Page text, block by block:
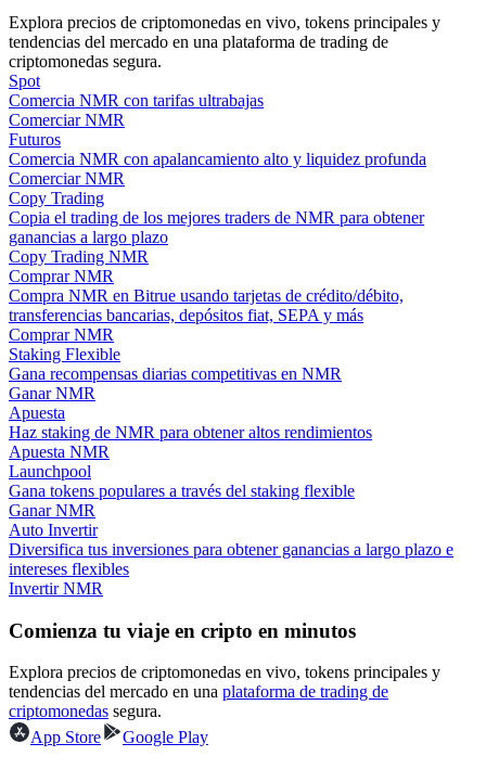
Estrategias comerciales
Aprenda cómo mantenerse rentable
Earn
Gana recompensas competitivas diariamente
Explora precios de criptomonedas en vivo, tokens principales y
tendencias del mercado en una plataforma de trading de
criptomonedas segura.
Spot
Comercia NMR con tarifas ultrabajas
Comerciar NMR
Futuros
Comercia NMR con apalancamiento alto y liquidez profunda
Comerciar NMR
Copy Trading
Copia el trading de los mejores traders de NMR para obtener
ganancias a largo plazo
Copy Trading NMR
Comprar NMR
Compra NMR en Bitrue usando tarjetas de crédito/débito,
transferencias bancarias, depósitos fiat, SEPA y más
Comprar NMR
Staking Flexible
Gana recompensas diarias competitivas en NMR
Ganar NMR
Apuesta
Haz staking de NMR para obtener altos rendimientos
Apuesta NMR
Launchpool
Gana tokens populares a través del staking flexible
Ganar NMR
Auto Invertir
Diversifica tus inversiones para obtener ganancias a largo plazo e
intereses flexibles
Invertir NMR
Comienza tu viaje en cripto en minutos
Explora precios de criptomonedas en vivo, tokens principales y
tendencias del mercado en una plataforma de trading de
criptomonedas segura.
App Store
Google Play